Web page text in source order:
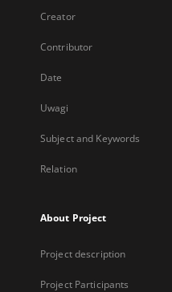
Creator
Contributor
Date
Uwagi
Subject and Keywords
Relation
About Project
Project description
Project Participants